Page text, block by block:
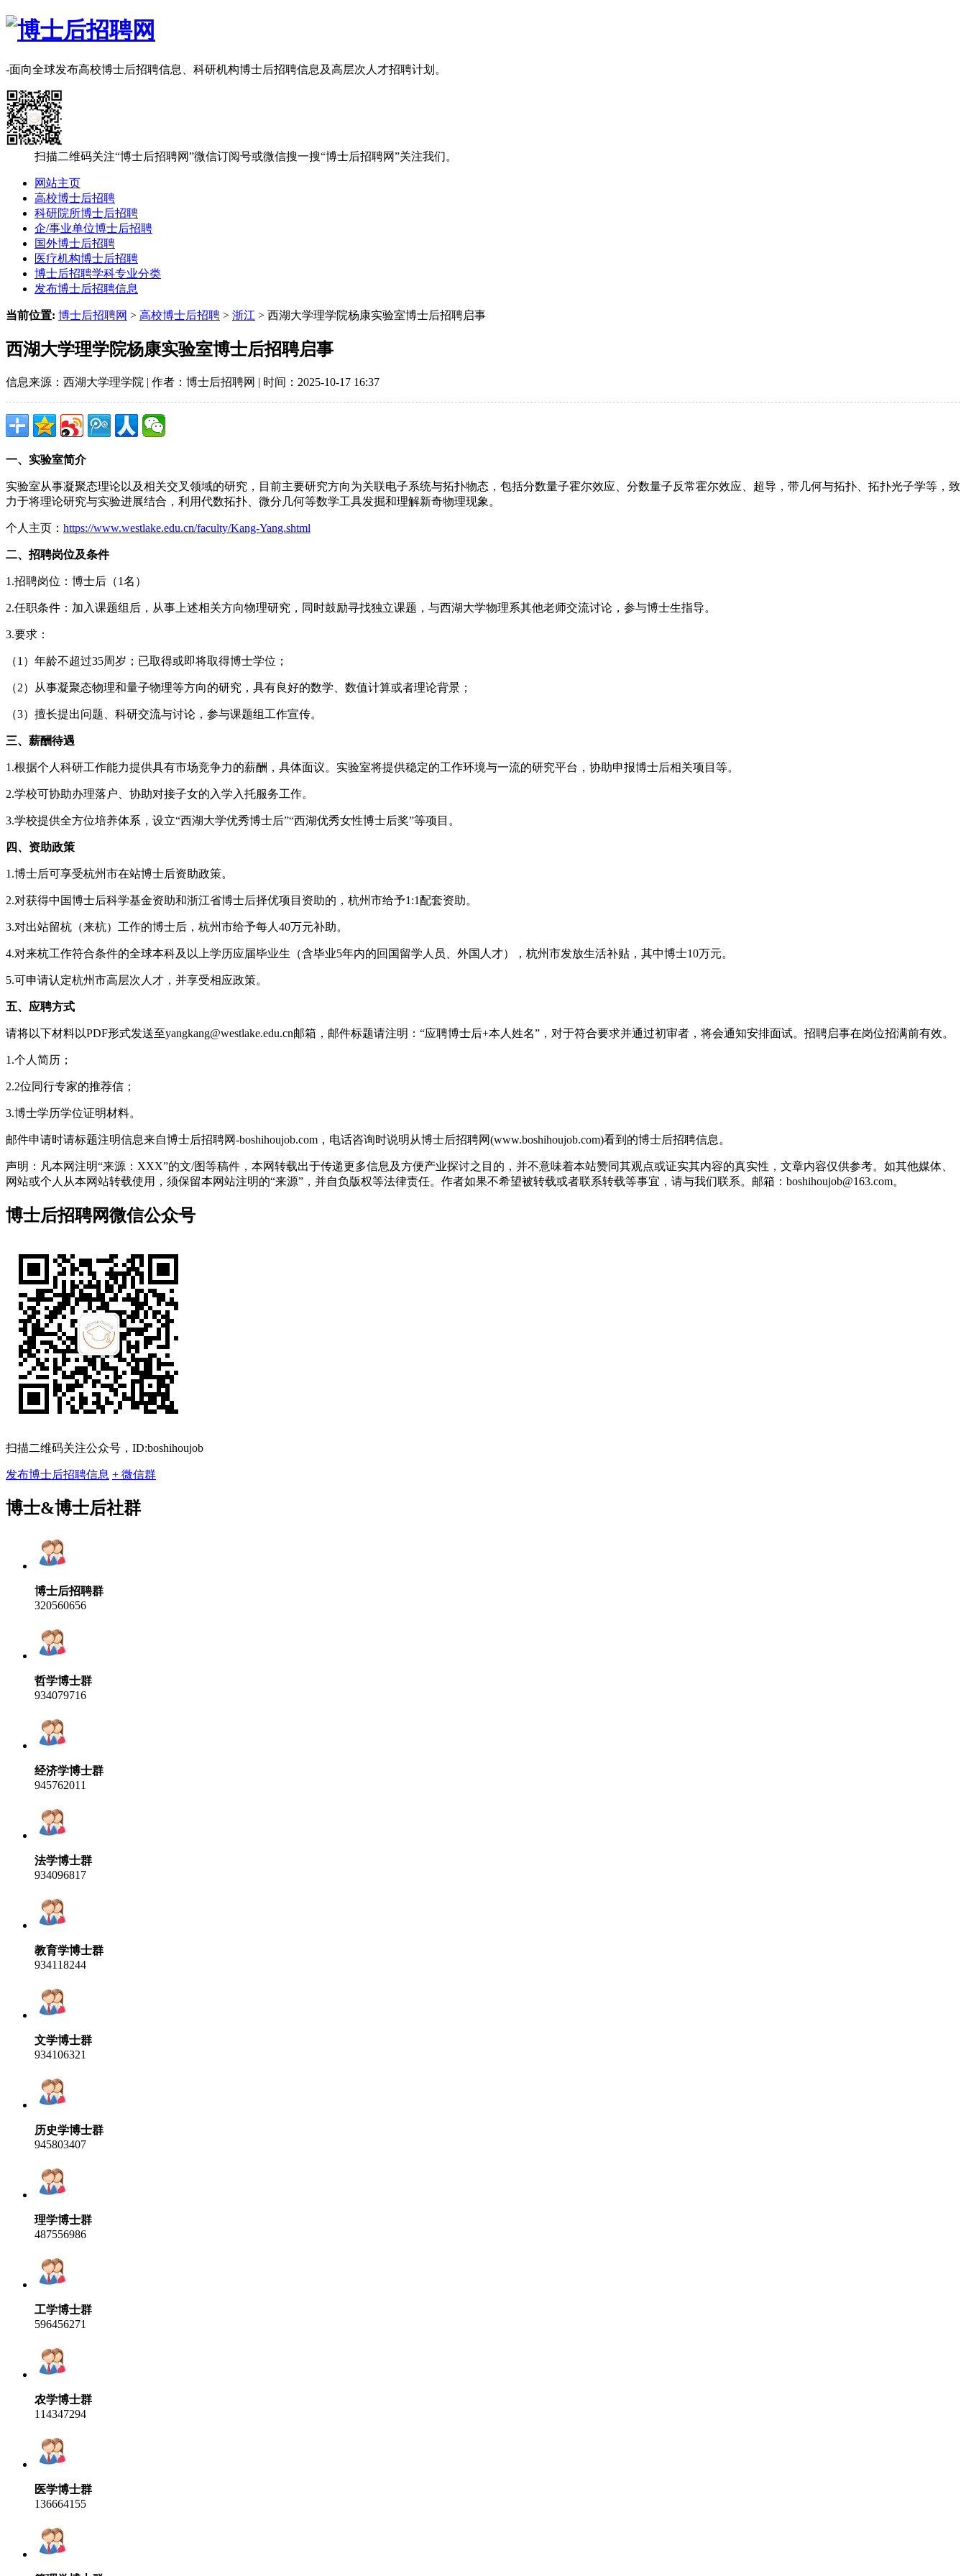
-面向全球发布高校博士后招聘信息、科研机构博士后招聘信息及高层次人才招聘计划。
扫描二维码关注“博士后招聘网”微信订阅号或微信搜一搜“博士后招聘网”关注我们。
网站主页
高校博士后招聘
科研院所博士后招聘
企/事业单位博士后招聘
国外博士后招聘
医疗机构博士后招聘
博士后招聘学科专业分类
发布博士后招聘信息
当前位置: 博士后招聘网 > 高校博士后招聘 > 浙江 > 西湖大学理学院杨康实验室博士后招聘启事
西湖大学理学院杨康实验室博士后招聘启事
信息来源：西湖大学理学院 | 作者：博士后招聘网 | 时间：2025-10-17 16:37
一、实验室简介
实验室从事凝聚态理论以及相关交叉领域的研究，目前主要研究方向为关联电子系统与拓扑物态，包括分数量子霍尔效应、分数量子反常霍尔效应、超导，带几何与拓扑、拓扑光子学等，致
力于将理论研究与实验进展结合，利用代数拓扑、微分几何等数学工具发掘和理解新奇物理现象。
个人主页： https://www.westlake.edu.cn/faculty/Kang-Yang.shtml
二、招聘岗位及条件
1.招聘岗位：博士后（1名）
2.任职条件：加入课题组后，从事上述相关方向物理研究，同时鼓励寻找独立课题，与西湖大学物理系其他老师交流讨论，参与博士生指导。
3.要求：
（1）年龄不超过35周岁；已取得或即将取得博士学位；
（2）从事凝聚态物理和量子物理等方向的研究，具有良好的数学、数值计算或者理论背景；
（3）擅长提出问题、科研交流与讨论，参与课题组工作宣传。
三、薪酬待遇
1.根据个人科研工作能力提供具有市场竞争力的薪酬，具体面议。实验室将提供稳定的工作环境与一流的研究平台，协助申报博士后相关项目等。
2.学校可协助办理落户、协助对接子女的入学入托服务工作。
3.学校提供全方位培养体系，设立“西湖大学优秀博士后”“西湖优秀女性博士后奖”等项目。
四、资助政策
1.博士后可享受杭州市在站博士后资助政策。
2.对获得中国博士后科学基金资助和浙江省博士后择优项目资助的，杭州市给予1:1配套资助。
3.对出站留杭（来杭）工作的博士后，杭州市给予每人40万元补助。
4.对来杭工作符合条件的全球本科及以上学历应届毕业生（含毕业5年内的回国留学人员、外国人才），杭州市发放生活补贴，其中博士10万元。
5.可申请认定杭州市高层次人才，并享受相应政策。
五、应聘方式
请将以下材料以PDF形式发送至yangkang@westlake.edu.cn邮箱，邮件标题请注明：“应聘博士后+本人姓名”，对于符合要求并通过初审者，将会通知安排面试。招聘启事在岗位招满前有效。
1.个人简历；
2.2位同行专家的推荐信；
3.博士学历学位证明材料。
邮件申请时请标题注明信息来自博士后招聘网-boshihoujob.com，电话咨询时说明从博士后招聘网(www.boshihoujob.com)看到的博士后招聘信息。
声明：凡本网注明“来源：XXX”的文/图等稿件，本网转载出于传递更多信息及方便产业探讨之目的，并不意味着本站赞同其观点或证实其内容的真实性，文章内容仅供参考。如其他媒体、
网站或个人从本网站转载使用，须保留本网站注明的“来源”，并自负版权等法律责任。作者如果不希望被转载或者联系转载等事宜，请与我们联系。邮箱：boshihoujob@163.com。
博士后招聘网微信公众号
扫描二维码关注公众号，ID:boshihoujob
发布博士后招聘信息 + 微信群
博士&博士后社群
博士后招聘群
320560656
哲学博士群
934079716
经济学博士群
945762011
法学博士群
934096817
教育学博士群
934118244
文学博士群
934106321
历史学博士群
945803407
理学博士群
487556986
工学博士群
596456271
农学博士群
114347294
医学博士群
136664155